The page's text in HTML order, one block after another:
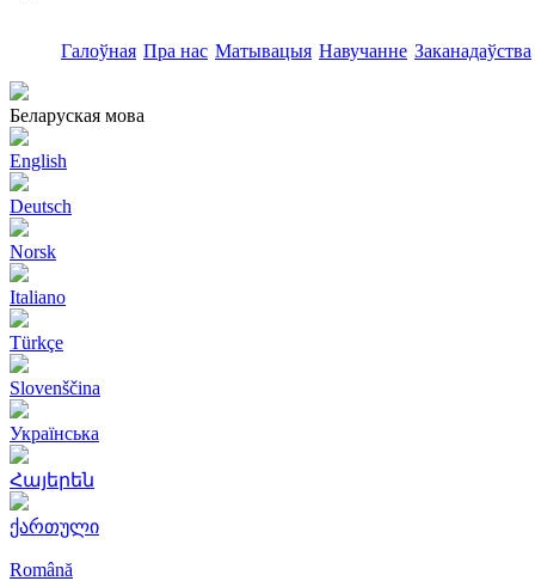
Галоўная Пра нас Матывацыя Навучанне Заканадаўства
Беларуская мова
English
Deutsch
Norsk
Italiano
Türkçe
Slovenščina
Українська
Հայերեն
ქართული
Română